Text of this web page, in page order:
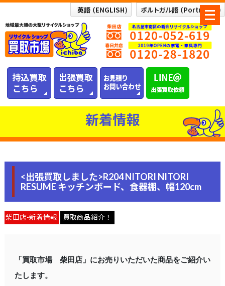
メ
ニ
ュ
ー
新着情報
<出張買取しました>R204 NITORI NITORI
RESUME キッチンボード、食器棚、幅120cm
柴田店-新着情報 買取商品紹介！
「買取市場 柴田店」にお売りいただいた商品をご紹介い
たします。